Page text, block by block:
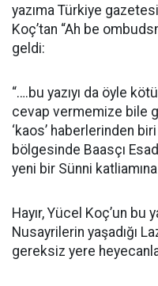
yazıma Türkiye
Koç’tan “Ah be
geldi:
“….bu yazıyı da öyle
cevap vermemize bile
‘kaos’ haberlerinden
bölgesinde Baasçı Esad
yeni bir Sünni katliamına
Hayır, Yücel Koç’un bu
Nusayrilerin yaşadığı
gereksiz yere